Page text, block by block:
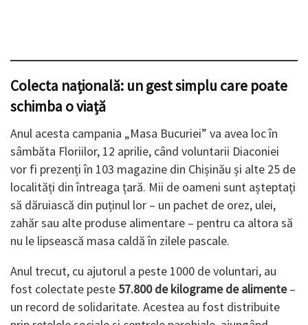
Colecta națională: un gest simplu care poate
schimba o viață
Anul acesta campania „Masa Bucuriei” va avea loc în
sâmbăta Floriilor, 12 aprilie, când voluntarii Diaconiei
vor fi prezenți în 103 magazine din Chișinău și alte 25 de
localități din întreaga țară. Mii de oameni sunt așteptați
să dăruiască din puținul lor – un pachet de orez, ulei,
zahăr sau alte produse alimentare – pentru ca altora să
nu le lipsească masa caldă în zilele pascale.
Anul trecut, cu ajutorul a peste 1000 de voluntari, au
fost colectate peste 57.800 de kilograme de alimente–
un record de solidaritate. Acestea au fost distribuite